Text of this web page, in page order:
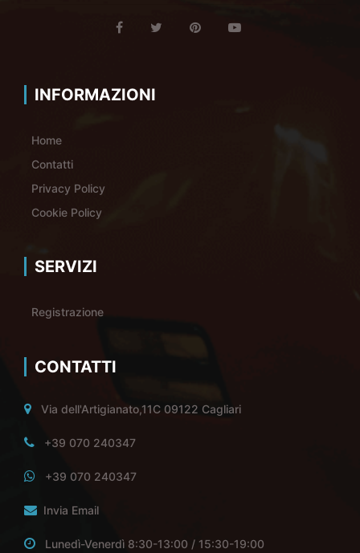
INFORMAZIONI
Home
Contatti
Privacy Policy
Cookie Policy
SERVIZI
Registrazione
CONTATTI
Via dell'Artigianato,11C 09122 Cagliari
+39 070 240347
+39 070 240347
Invia Email
Lunedì-Venerdì 8:30-13:00 / 15:30-19:00